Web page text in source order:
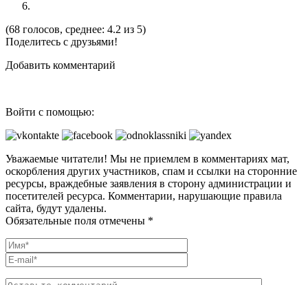
(68 голосов, среднее: 4.2 из 5)
Поделитесь с друзьями!
Добавить комментарий
Войти с помощью:
Уважаемые читатели! Мы не приемлем в комментариях мат,
оскорбления других участников, спам и ссылки на сторонние
ресурсы, враждебные заявления в сторону администрации и
посетителей ресурса. Комментарии, нарушающие правила
сайта, будут удалены.
Обязательные поля отмечены *